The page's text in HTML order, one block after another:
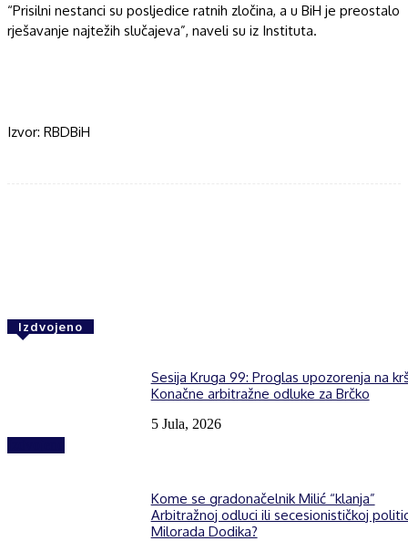
“Prisilni nestanci su posljedice ratnih zločina, a u BiH je preostalo
rješavanje najtežih slučajeva”, naveli su iz Instituta.
Izvor: RBDBiH
Izdvojeno
Sesija Kruga 99: Proglas upozorenja na
Konačne arbitražne odluke za Brčko
5 Jula, 2026
Kome se gradonačelnik Milić “klanja”
Arbitražnoj odluci ili secesionističkoj
Milorada Dodika?